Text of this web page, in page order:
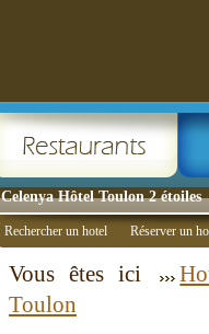
Celenya Hôtel Toulon 2 étoiles
Rechercher un hotel Réserver un
Vous êtes ici
Toulon